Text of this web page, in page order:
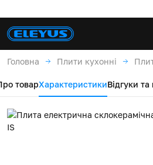
Головна Плити кухонні
товарХарактеристикиВідгуки